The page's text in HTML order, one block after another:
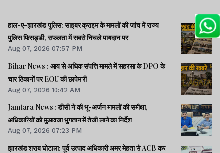
हाल-ए-झारखंड पुलिस: साइबर क्राइम के मामलों की जांच में राज्य
पुलिस फिसड्डी, सफलता में सबसे निचले पायदान पर
Aug 07, 2026 07:57 PM
Bihar News : आय से अधिक संपत्ति मामले में सहरसा के DPO के
चार ठिकानों पर EOU की छापेमारी
Aug 07, 2026 10:42 AM
Jamtara News : डीसी ने की भू-अर्जन मामलों की समीक्षा,
अधिकारियों को मुआवजा भुगतान में तेजी लाने का निर्देश
Aug 07, 2026 07:23 PM
झारखंड शराब घोटाला: पूर्व उत्पाद अधिकारी अमर मेहता से ACB कर